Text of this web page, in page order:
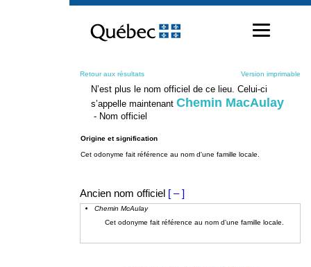
contenu
Retour aux résultats Version imprimable
N’est plus le nom officiel de ce lieu. Celui-ci
s’appelle maintenant Chemin MacAulay
- Nom officiel
Origine et signification
Cet odonyme fait référence au nom d'une famille locale.
Ancien nom officiel [ – ]
Chemin McAulay
Cet odonyme fait référence au nom d'une famille locale.